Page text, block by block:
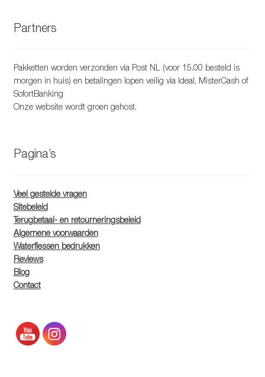
Partners
Pakketten worden verzonden via Post NL (voor 15.00 besteld is
morgen in huis) en betalingen lopen veilig via Ideal, MisterCash of
SofortBanking
Onze website wordt groen gehost.
Pagina’s
Veel gestelde vragen
Sitebeleid
Terugbetaal- en retourneringsbeleid
Algemene voorwaarden
Waterflessen bedrukken
Reviews
Blog
Contact